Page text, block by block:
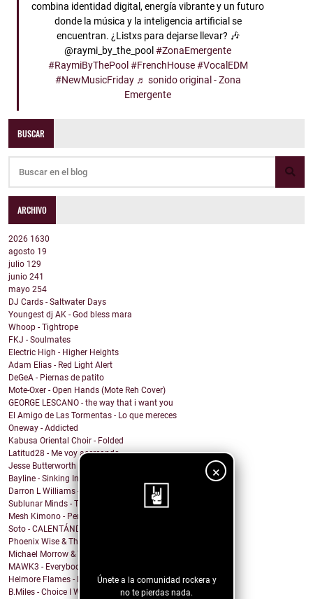
×
Únete a la comunidad rockera y
no te pierdas nada.
combina identidad digital, energía vibrante y un futuro
donde la música y la inteligencia artificial se
encuentran. ¿Listxs para dejarse llevar? 🎶
@raymi_by_the_pool#ZonaEmergente
#RaymiByThePool #FrenchHouse #VocalEDM
#NewMusicFriday ♬ sonido original - Zona
Emergente
BUSCAR
ARCHIVO
2026 1630
agosto 19
julio 129
junio 241
mayo 254
DJ Cards - Saltwater Days
Youngest dj AK - God bless mara
Whoop - Tightrope
FKJ - Soulmates
Electric High - Higher Heights
Adam Elias - Red Light Alert
DeGeA - Piernas de patito
Mote-Oxer - Open Hands (Mote Reh Cover)
GEORGE LESCANO - the way that i want you
El Amigo de Las Tormentas - Lo que mereces
Oneway - Addicted
Kabusa Oriental Choir - Folded
Latitud28 - Me voy acercando
Jesse Butterworth x The West Coast Feed - Shake It
Bayline - Sinking In Slow Motion
Darron L Williams - I Adore Thee
Sublunar Minds - Take Care Of What You Got
Mesh Kimono - Permanent Death
Soto - CALENTÁNDOME
Phoenix Wise & The Resistance - There's No Kings
Michael Morrow & The Culprits - La Cruda
MAWK3 - Everybody Wants To Be You
Helmore Flames - Moonjoy
B.Miles - Choice I Would Choose